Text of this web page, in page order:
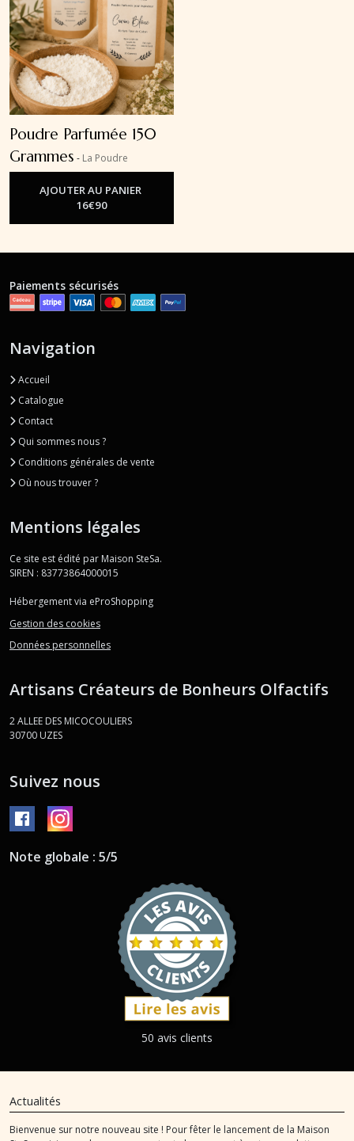
Poudre Parfumée 150
Grammes - La Poudre
Parfumée Aspirateur
AJOUTER AU PANIER
16€90
Paiements sécurisés
Navigation
Accueil
Catalogue
Contact
Qui sommes nous ?
Conditions générales de vente
Où nous trouver ?
Mentions légales
Ce site est édité par Maison SteSa.
SIREN : 83773864000015
Hébergement via eProShopping
Gestion des cookies
Données personnelles
Artisans Créateurs de Bonheurs Olfactifs
2 ALLEE DES MICOCOULIERS
30700 UZES
Suivez nous
Note globale : 5/5
50 avis clients
Actualités
Bienvenue sur notre nouveau site ! Pour fêter le lancement de la Maison